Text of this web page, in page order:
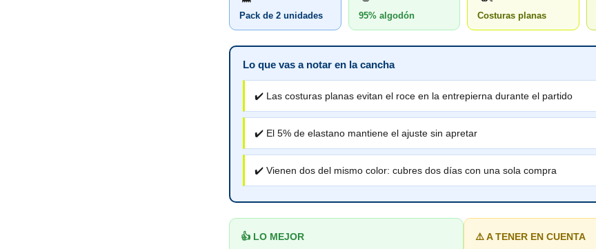
Pack de 2 unidades 95% algodón Costuras planas
Lo que vas a notar en la cancha
✔️ Las costuras planas evitan el roce en la entrepierna durante el partido
✔️ El 5% de elastano mantiene el ajuste sin apretar
✔️ Vienen dos del mismo color: cubres dos días con una sola compra
👍 LO MEJOR ⚠️ A TENER EN CUENTA